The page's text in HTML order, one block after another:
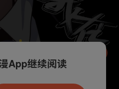
阅读，可打开App新用
App继续阅读